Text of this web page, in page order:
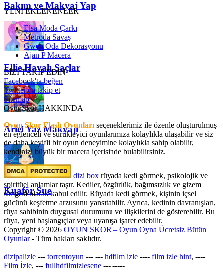
Bakım ve Makyaj Yap
Ellie Havalı Saçlar
Ariel Yaz Makyajı
Kuaför Sue
YENİ EKLENENLER
Elsa Moda Çarkı
Metroda Savaş
Gwen Oda Dekorasyonu
Ajan P Macera
BİZİ TAKİP EDİN
Facebook'ta beğen
Twitter'da takip et
Sitemap
OyunSkor HAKKINDA
Oyun Skor Flash Oyunları seçeneklerimiz ile özenle oluşturulmuş
en eğlenceli ve sürükleyici oyunlarımıza kolaylıkla ulaşabilir ve siz
de daha keyifli bir oyun deneyimine kolaylıkla sahip olabilir,
kendinizi büyük bir macera içerisinde bulabilirsiniz.
dizi box rüyada kedi görmek​, psikolojik ve
spiritüel anlamlar taşır. Kediler, özgürlük, bağımsızlık ve gizem
simgesi olarak kabul edilir. Rüyada kedi görmek, kişinin içsel
gücünü keşfetme arzusunu yansıtabilir. Ayrıca, kedinin davranışları,
rüya sahibinin duygusal durumunu ve ilişkilerini de gösterebilir. Bu
rüya, yeni başlangıçlar veya uyanışa işaret edebilir.
Copyright © 2026 OYUN SKOR – Oyun Oyna Ücretsiz Bütün
Oyunlar- Tüm hakları saklıdır.
dizipalizle --- torrentoyun --- --- hdfilm izle ---- film izle hint, ----
Film İzle, --- fullhdfilmizlesene --- -----